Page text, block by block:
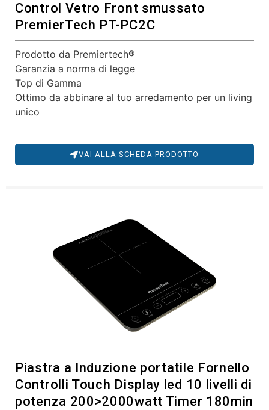
Control Vetro Front smussato
PremierTech PT-PC2C
Prodotto da Premiertech®
Garanzia a norma di legge
Top di Gamma
Ottimo da abbinare al tuo arredamento per un living
unico
VAI ALLA SCHEDA PRODOTTO
Piastra a Induzione portatile Fornello
Controlli Touch Display led 10 livelli di
potenza 200>2000watt Timer 180min